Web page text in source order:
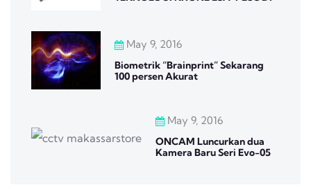
May 9, 2016
Biometrik “Brainprint” Sekarang
100 persen Akurat
May 9, 2016
ONCAM Luncurkan dua
Kamera Baru Seri Evo-05